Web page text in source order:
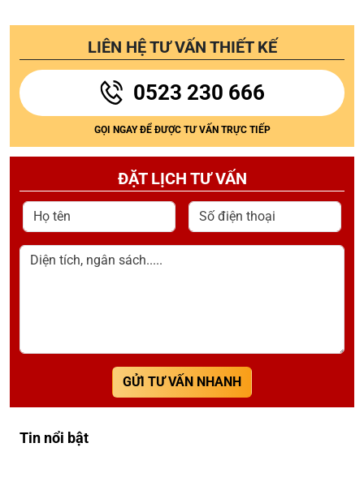
LIÊN HỆ TƯ VẤN THIẾT KẾ
0523 230 666
GỌI NGAY ĐỂ ĐƯỢC TƯ VẤN TRỰC TIẾP
ĐẶT LỊCH TƯ VẤN
Họ tên Số điện thoại
Diện tích, ngân sách.....
GỬI TƯ VẤN NHANH
Tin nổi bật